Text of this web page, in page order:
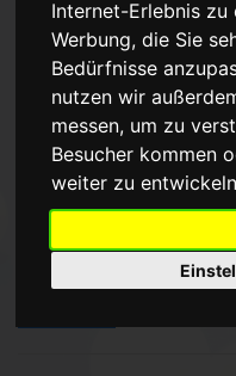
Internet-Erlebnis
Werbung, die Sie
Bedürfnisse
nutzen wir
messen, um zu
Besucher kommen
weiter zu
0:6vom
Was soll man dazu sagen,
ersteJungenmannschaft,
sehrknapp gewann. Alle
Regenauer, Regenauer,